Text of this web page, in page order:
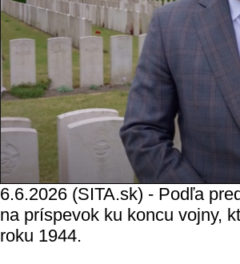
6.6.2026 (SITA.sk) - Podľa
na príspevok ku koncu vojny,
roku 1944.